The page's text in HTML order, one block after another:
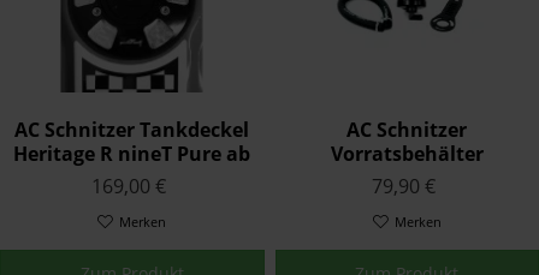
AC Schnitzer Tankdeckel
Heritage R nineT Pure ab
2021
169,00 €
Merken
AC Schnitzer
Vorratsbehälter
Hinterachsbremse R
nineT Pure ab 2021
79,90 €
Merken